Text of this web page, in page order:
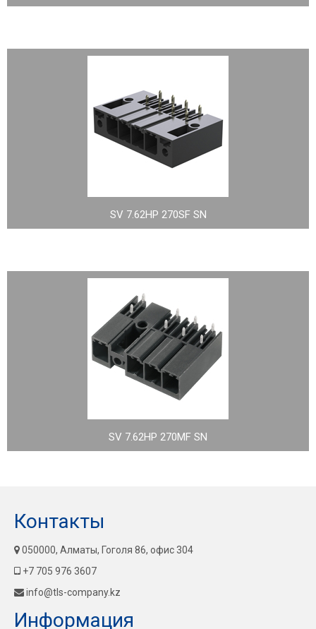
SV 7.62HP 270SF SN
SV 7.62HP 270MF SN
Контакты
050000, Алматы, Гоголя 86, офис 304
+7 705 976 3607
info@tls-company.kz
Информация